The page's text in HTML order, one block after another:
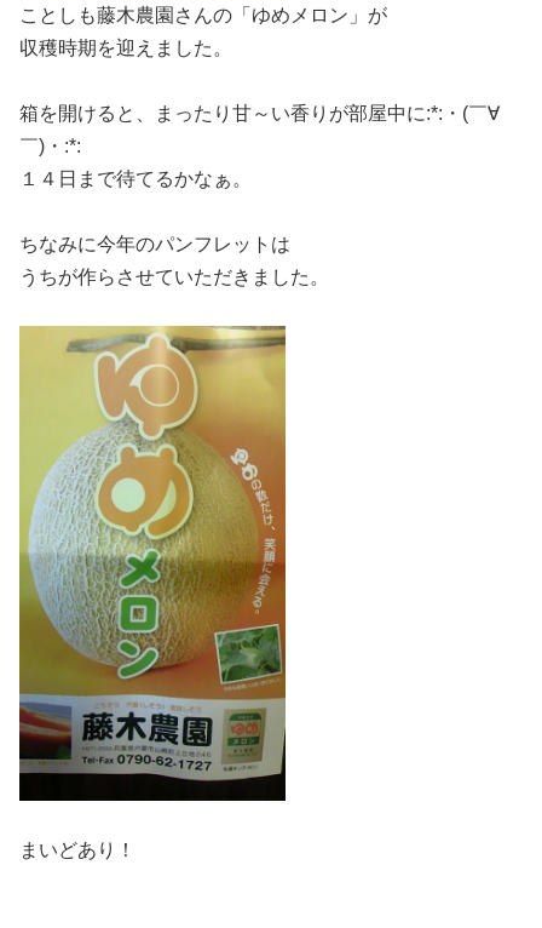
ことしも藤木農園さんの「ゆめメロン」が
収穫時期を迎えました。
箱を開けると、まったり甘～い香りが部屋中に:*:・(￣∀
￣)・:*:
１４日まで待てるかなぁ。
ちなみに今年のパンフレットは
うちが作らさせていただきました。
まいどあり！